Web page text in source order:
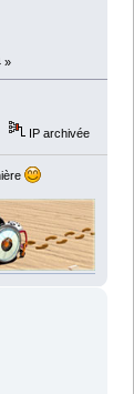
»
IP archivée